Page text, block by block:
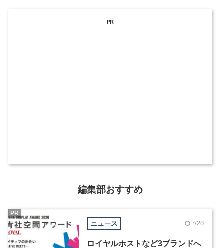
PR
編集部おすすめ
ニュース 7/28
ロイヤルホストなど3ブランドへ
PR